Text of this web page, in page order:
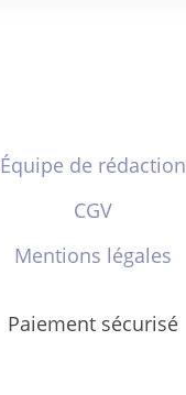
Équipe de rédaction
CGV
Mentions légales
Paiement sécurisé